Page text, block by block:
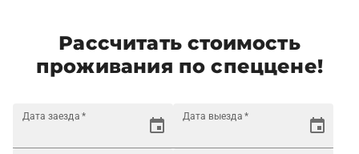
Рассчитать стоимость
проживания по спеццене!
Дата заезда * Дата выезда *